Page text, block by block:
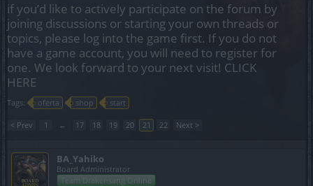
if you’d like to actively participate on the forum by
joining discussions or starting your own threads or
topics, please log into the game first. If you do not
have a game account, you will need to register for
one. We look forward to your next visit! CLICK
HERE
Tags: oferta shop start
< Prev 1 ← 17 18 19 20 21 22 Next >
BA_Yahiko
Board Administrator
Team Drakensang Online